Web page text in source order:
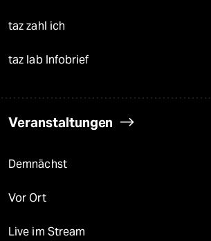
taz zahl ich
taz lab Infobrief
Veranstaltungen
Demnächst
Vor Ort
Live im Stream